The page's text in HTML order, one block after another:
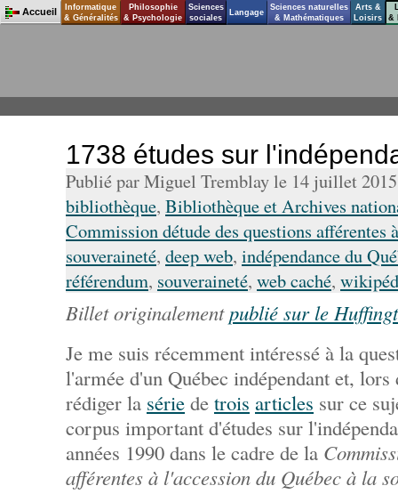
1738 études sur
Publié par Miguel Tremblay le 14 juillet
bibliothèque, Bibliothèque et Archives
Commission détude des questions afférentes
souveraineté, deep web, indépendance du
référendum, souveraineté, web caché,
Billet originalementpublié sur le
Je me suis récemment intéressé à la
l'armée d'un Québec indépendant et,
rédiger la série de trois articles sur ce
corpus important d'études sur
années 1990 dans le cadre de la
afférentes à l'accession du Québec à la
Accueil
Informatique
& Généralités
Philosophie
& Psychologie
Sciences
sociales
Langage
Sciences naturelles
& Mathématiques
Arts &
Loisirs
&